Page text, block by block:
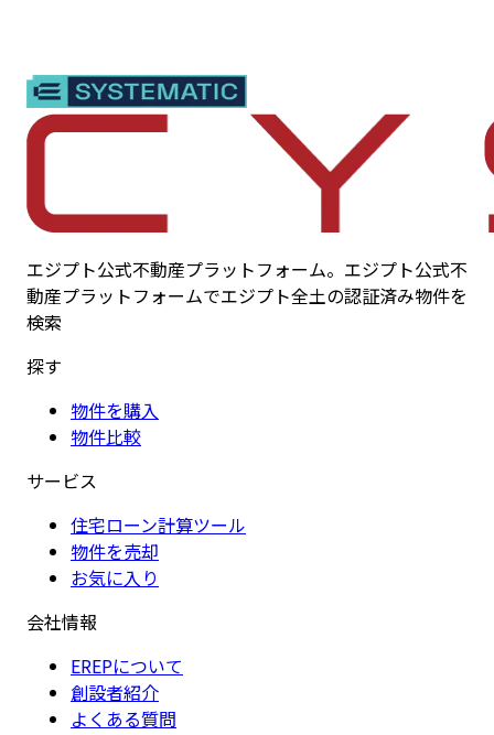
エジプト公式不動産プラットフォーム。エジプト公式不
動産プラットフォームでエジプト全土の認証済み物件を
検索
探す
物件を購入
物件比較
サービス
住宅ローン計算ツール
物件を売却
お気に入り
会社情報
EREPについて
創設者紹介
よくある質問